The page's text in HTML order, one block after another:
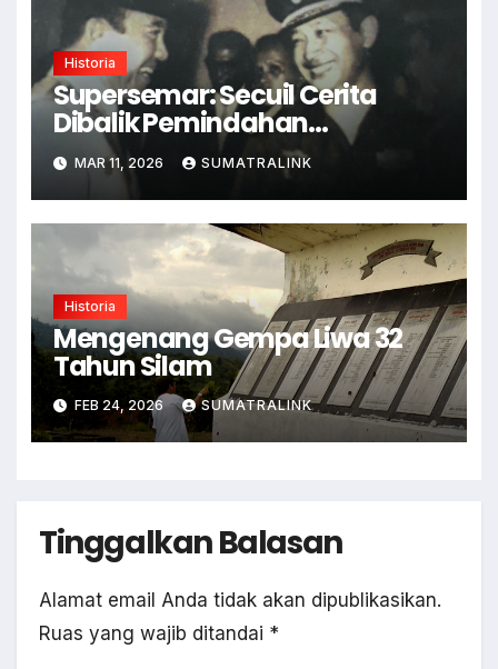
Historia
Supersemar: Secuil Cerita
Dibalik Pemindahan
Kekuasaan
MAR 11, 2026 SUMATRALINK
Historia
Mengenang Gempa Liwa 32
Tahun Silam
FEB 24, 2026 SUMATRALINK
Tinggalkan Balasan
Alamat email Anda tidak akan dipublikasikan.
Ruas yang wajib ditandai *